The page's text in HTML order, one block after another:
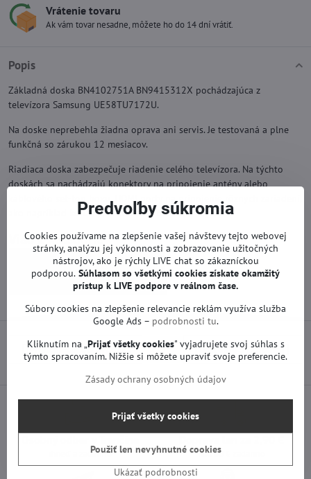
Vrátenie tovaru
Ak vám tovar nesadne, môžete ho do 14 dní vrátiť.
Popis
Základná doska BN4102751A BN9415312X pochádzajúca z
televízora Samsung UE58TU7172U.
Na doske neprebehla žiadna oprava ani servis. Je testovaná a plne
funkčná so zárukou 12 mesiacov.
Riadiaca doska zabezpečuje riadenie celého televízora. Na týchto
doskách sa nachádzajú konektory na pripojenie antény alebo
káblového set-top boxu, HDMI porty na pripojenie rôznych zariadení,
ako napríklad konzol, prehrávačov Blu-ray a iných.
Viac z kategórie
Náhradné diely | Samsung TV
Základné dosky | Samsung TV
Predchádzajúci produkt Nasledujúci produkt
ihneď a zadarmo nad 60 € zadarmo
Predvoľby súkromia
Cookies používame na zlepšenie vašej návštevy tejto webovej
stránky, analýzu jej výkonnosti a zobrazovanie užitočných
nástrojov, ako je rýchly LIVE chat so zákazníckou
podporou. Súhlasom so všetkými cookies získate okamžitý
prístup k LIVE podpore v reálnom čase.
Súbory cookies na zlepšenie relevancie reklám využíva služba
Google Ads – podrobnosti tu.
Kliknutím na „ Prijať všetky cookies" vyjadrujete svoj súhlas s
týmto spracovaním. Nižšie si môžete upraviť svoje preferencie.
Zásady ochrany osobných údajov
Ukázať podrobnosti
Prijať všetky cookies
Použiť len nevyhnutné cookies